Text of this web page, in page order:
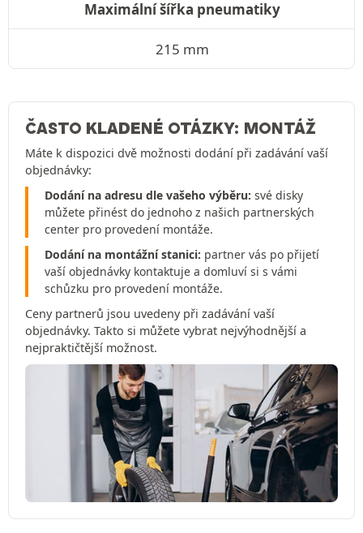
Maximální šířka pneumatiky
215 mm
ČASTO KLADENÉ OTÁZKY: MONTÁŽ
Máte k dispozici dvě možnosti dodání při zadávání vaší
objednávky:
Dodání na adresu dle vašeho výběru: své disky
můžete přinést do jednoho z našich partnerských
center pro provedení montáže.
Dodání na montážní stanici: partner vás po přijetí
vaší objednávky kontaktuje a domluví si s vámi
schůzku pro provedení montáže.
Ceny partnerů jsou uvedeny při zadávání vaší
objednávky. Takto si můžete vybrat nejvýhodnější a
nejpraktičtější možnost.